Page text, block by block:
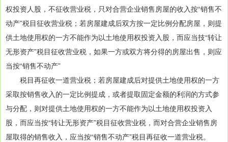
权投资人股，不征收营业税，只对合营企业销售房屋的收入按“销售不
动产”税目征收营业税；若房屋建成后双方按一定比例分配房屋，则提
供土地使用权的一方不能作为以土地使用权投资入股，而应当技“转让
无形资产”税目征收营业税，如果一方或双方将分得的房屋出售，则应
当按“销售不动产”
税目再征收一道营业税；若房屋建成后对提供土地使用权的一方
采取按销售收入的一定比例提成，或者提取固定金额的利润的方式参
与分配，则对提供土地使用权的一方不能作为以土地使用权投资入
股，而应当按“转让无形资产”税目征收营业税，而对合营企业销售房
屋取得的销售收入，应当按“销售不动产”税目再征收一道营业税。